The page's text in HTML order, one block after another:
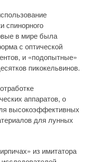
спинорного
в мире была
с оптической
и «подопытные»
пикокельвинов.
аппаратов, о
высокоэффективных
для лунных
из имитатора